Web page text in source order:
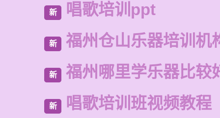
新 唱歌培训ppt
新 福州仓山乐器培训机
新 福州哪里学乐器比较
新 唱歌培训班视频教程